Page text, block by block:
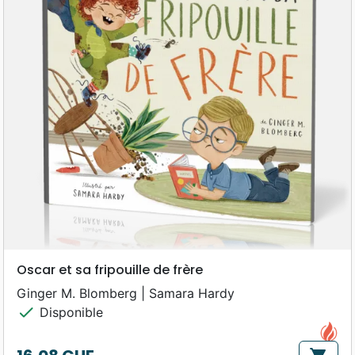
Oscar et sa fripouille de frère
Ginger M. Blomberg | Samara Hardy
check Disponible